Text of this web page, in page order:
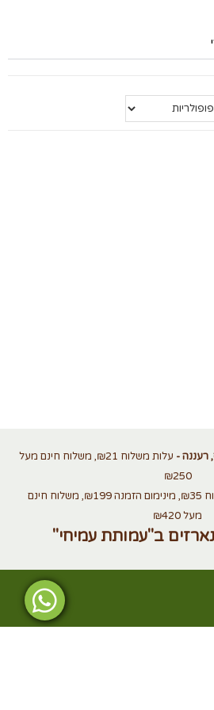
רעננה -
עלות משלוח ₪21, משלוח חינם מעל
₪250
עלות משלוח ₪35, מינימום הזמנה ₪199, משלוח חינם
מעל ₪420
ב"עמותת עמיחי"